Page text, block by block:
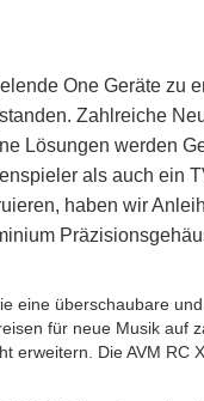
One Geräte zu
Zahlreiche
Lösungen werden
als auch ein
haben wir
eine überschaubare
für neue Musik auf
erweitern. Die AVM RC